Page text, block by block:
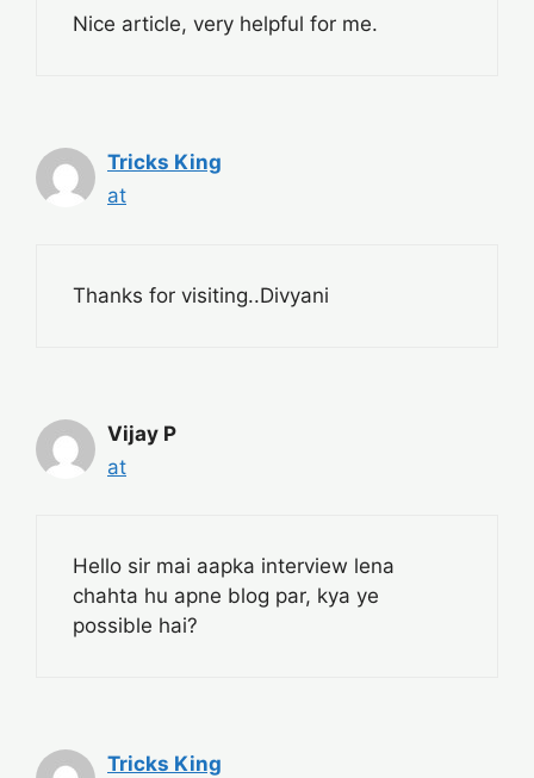
Nice article, very helpful for me.
Tricks King
at
Thanks for visiting..Divyani
Vijay P
at
Hello sir mai aapka interview lena
chahta hu apne blog par, kya ye
possible hai?
Tricks King